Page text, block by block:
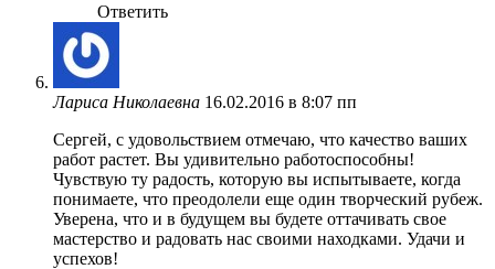
Ответить
Лариса Николаевна 16.02.2016 в 8:07 пп
Сергей, с удовольствием отмечаю, что качество ваших
работ растет. Вы удивительно работоспособны!
Чувствую ту радость, которую вы испытываете, когда
понимаете, что преодолели еще один творческий рубеж.
Уверена, что и в будущем вы будете оттачивать свое
мастерство и радовать нас своими находками. Удачи и
успехов!